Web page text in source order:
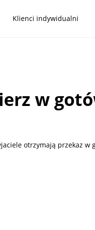
Klienci indywidualni
w
otrzymają przekaz w